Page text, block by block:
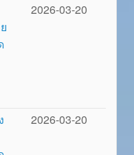
2026-03-20
2026-03-20